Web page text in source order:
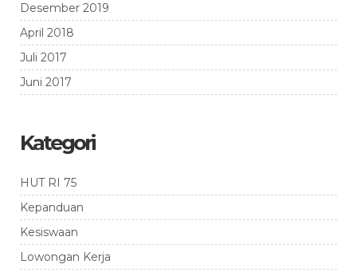
Desember 2019
April 2018
Juli 2017
Juni 2017
Kategori
HUT RI 75
Kepanduan
Kesiswaan
Lowongan Kerja